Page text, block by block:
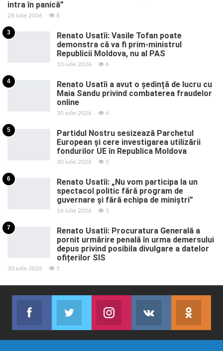
intra în panică”
28 iulie 2026 8
3
Renato Usatîi: Vasile Tofan poate
demonstra că va fi prim-ministrul
Republicii Moldova, nu al PAS
10 iulie 2026 6
4
Renato Usatîi a avut o ședință de lucru cu
Maia Sandu privind combaterea fraudelor
online
30 iulie 2026 6
5
Partidul Nostru sesizează Parchetul
European și cere investigarea utilizării
fondurilor UE în Republica Moldova
30 iulie 2026 5
6
Renato Usatîi: „Nu vom participa la un
spectacol politic fără program de
guvernare și fără echipa de miniștri”
16 iulie 2026 5
7
Renato Usatîi: Procuratura Generală a
pornit urmărire penală în urma demersului
depus privind posibila divulgare a datelor
ofițerilor SIS
30 iulie 2026 5
Facebook
Abonează-te
Twitter
Join us on TwitterJoin us on Instagram
Abonează-te